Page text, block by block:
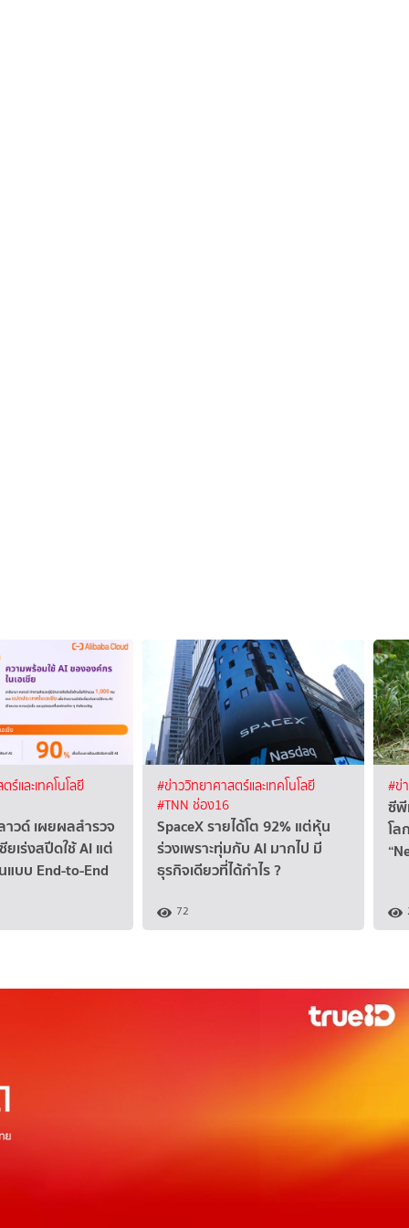
ร์และเทคโนโลยี
วด์ เผยผลสำรวจ
ยเร่งสปีดใช้ AI แต่
แบบ End-to-End
#ข่าววิทยาศาสตร์และเทคโนโลยี
#TNN ช่อง16
SpaceX รายได้โต 92% แต่หุ้น
ร่วงเพราะทุ่มกับ AI มากไป มี
ธุรกิจเดียวที่ได้กำไร ?
72
#ข่
ซี
โล